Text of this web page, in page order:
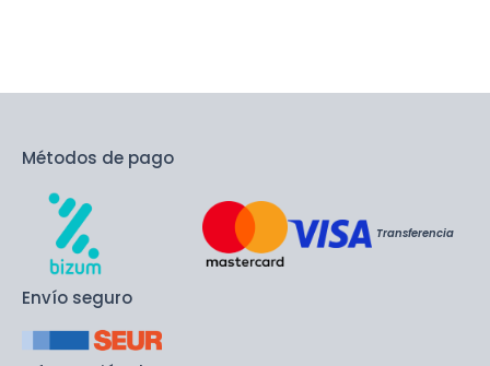
Métodos de pago
Transferencia
Envío seguro